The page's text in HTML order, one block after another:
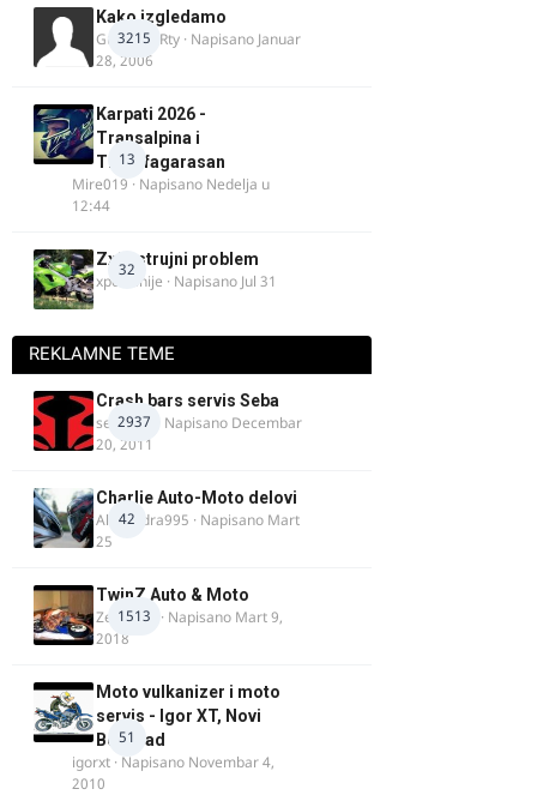
3215
Kako izgledamo
Guest diRRty · Napisano Januar
28, 2006
13
Karpati 2026 -
Transalpina i
Transfagarasan
Mire019 · Napisano Nedelja u
12:44
32
Zx9r strujni problem
xpetronije · Napisano Jul 31
REKLAMNE TEME
2937
Crash bars servis Seba
seba011 · Napisano Decembar
20, 2011
42
Charlie Auto-Moto delovi
Alexandra995 · Napisano Mart
25
1513
TwinZ Auto & Moto
Zeljkamp · Napisano Mart 9,
2018
51
Moto vulkanizer i moto
servis - Igor XT, Novi
Beograd
igorxt · Napisano Novembar 4,
2010